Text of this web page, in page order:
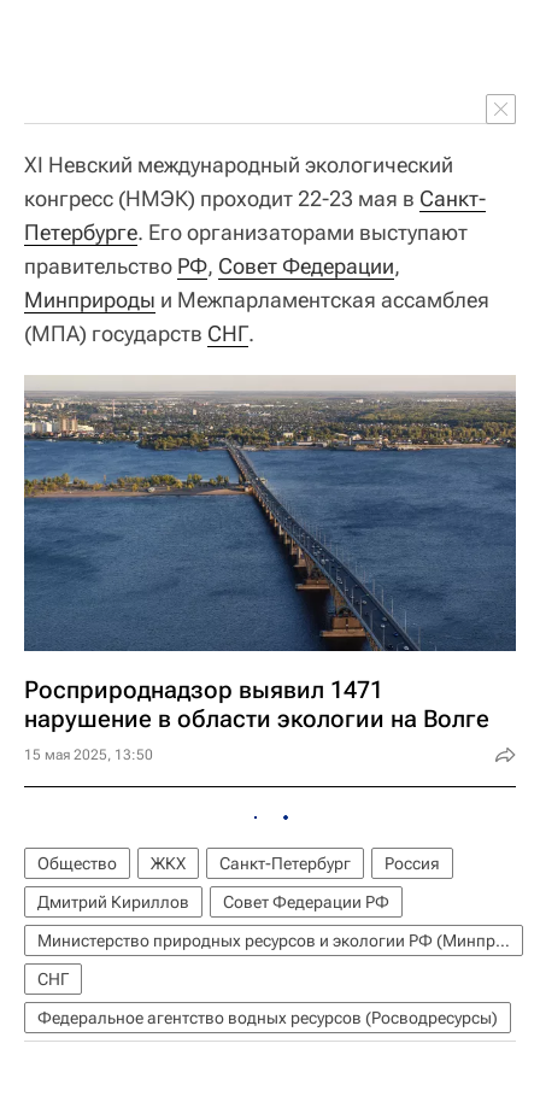
XI Невский международный экологический
конгресс (НМЭК) проходит 22-23 мая в Санкт-
Петербурге. Его организаторами выступают
правительство РФ, Совет Федерации,
Минприроды и Межпарламентская ассамблея
(МПА) государств СНГ.
Росприроднадзор выявил 1471
нарушение в области экологии на Волге
15 мая 2025, 13:50
Общество ЖКХ Санкт-Петербург
Россия
Дмитрий Кириллов
Совет Федерации РФ
Министерство природных ресурсов и экологии РФ (Минприроды России)
СНГ
Федеральное агентство водных ресурсов (Росводресурсы)